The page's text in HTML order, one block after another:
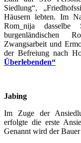
Siedlung“,
Häusern lebten. Im
Rom_nija
burgenländischen
Zwangsarbeit und
der Befreiung nach
Überlebenden“
Jabing
Im Zuge der
erfolgte die erste
Genannt wird der